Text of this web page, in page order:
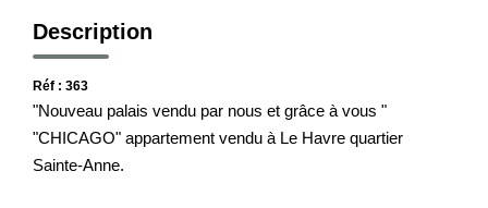
Description
Réf : 363
"Nouveau palais vendu par nous et grâce à vous "
"CHICAGO" appartement vendu à Le Havre quartier
Sainte-Anne.